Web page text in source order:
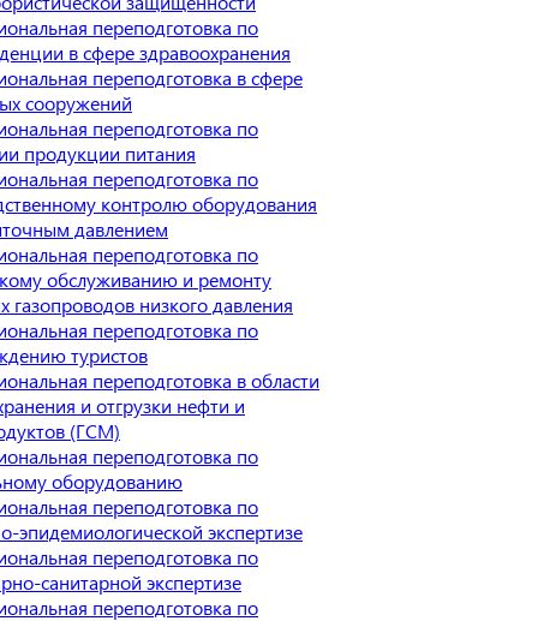
переподготовка по
в сфере здравоохранения
переподготовка в сфере
сооружений
переподготовка по
продукции питания
переподготовка по
контролю оборудования
давлением
переподготовка по
обслуживанию и ремонту
газопроводов низкого давления
переподготовка по
туристов
переподготовка в области
и отгрузки нефти и
(ГСМ)
переподготовка по
оборудованию
переподготовка по
эпидемиологической экспертизе
переподготовка по
санитарной экспертизе
переподготовка по